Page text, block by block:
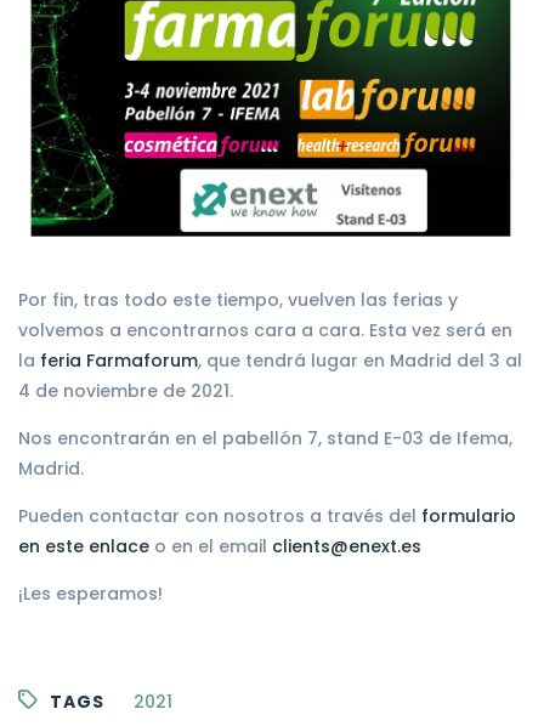
Por fin, tras todo este tiempo, vuelven las ferias y
volvemos a encontrarnos cara a cara. Esta vez será en
la feria Farmaforum, que tendrá lugar en Madrid del 3 al
4 de noviembre de 2021.
Nos encontrarán en el pabellón 7, stand E-03 de Ifema,
Madrid.
Pueden contactar con nosotros a través del formulario
en este enlace o en el email clients@enext.es
¡Les esperamos!
TAGS 2021